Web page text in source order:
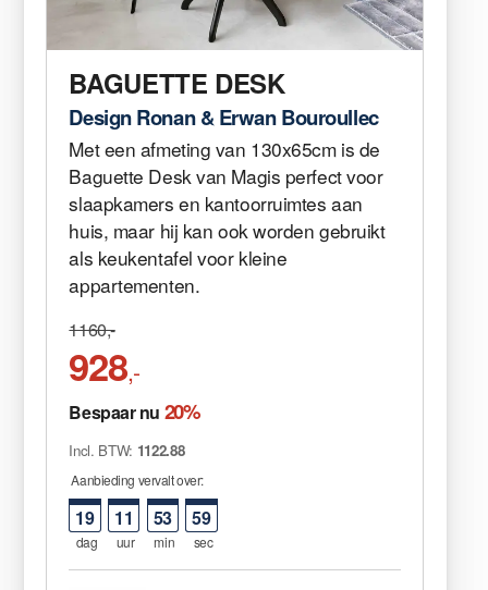
BAGUETTE DESK
Design Ronan & Erwan Bouroullec
Met een afmeting van 130x65cm is de
Baguette Desk van Magis perfect voor
slaapkamers en kantoorruimtes aan
huis, maar hij kan ook worden gebruikt
als keukentafel voor kleine
appartementen.
1160,-
928,-
Bespaar nu 20%
Incl. BTW: 1122.88
Aanbieding vervalt over:
19
dag
11
uur
53
min
59
sec